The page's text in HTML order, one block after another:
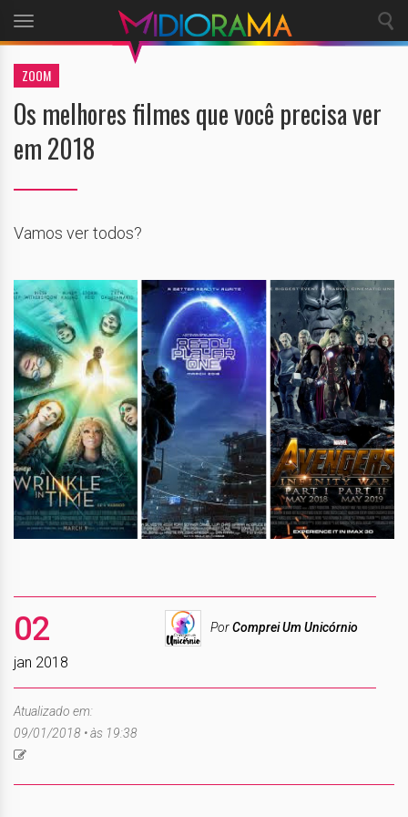
Toggle
navigation
ZOOM
Os melhores filmes que você precisa ver
em 2018
Vamos ver todos?
02
jan 2018
PorComprei Um Unicórnio
Atualizado em:
09/01/2018 • às 19:38